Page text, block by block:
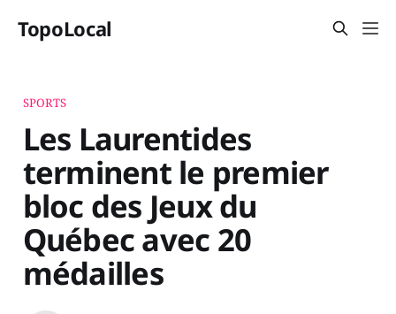
TopoLocal
SPORTS
Les Laurentides
terminent le premier
bloc des Jeux du
Québec avec 20
médailles